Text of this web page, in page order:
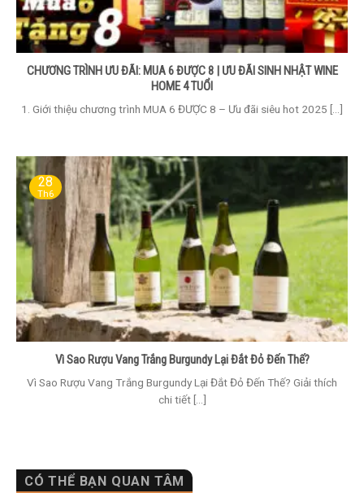
CÓ THỂ BẠN QUAN TÂM
CHƯƠNG TRÌNH ƯU ĐÃI: MUA 6 ĐƯỢC 8 | ƯU ĐÃI SINH NHẬT WINE
HOME 4 TUỔI
1. Giới thiệu chương trình MUA 6 ĐƯỢC 8 – Ưu đãi siêu hot 2025 [...]
Vì Sao Rượu Vang Trắng Burgundy Lại Đắt Đỏ Đến Thế?
Vì Sao Rượu Vang Trắng Burgundy Lại Đắt Đỏ Đến Thế? Giải thích
chi tiết [...]
28
Th6